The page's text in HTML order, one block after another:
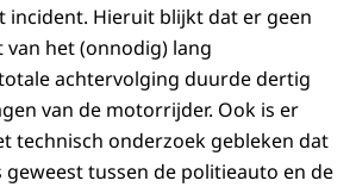
incident. Hieruit blijkt dat er geen
van het (onnodig) lang
achtervolging duurde dertig
van de motorrijder. Ook is er
technisch onderzoek gebleken dat
tussen de politieauto en de